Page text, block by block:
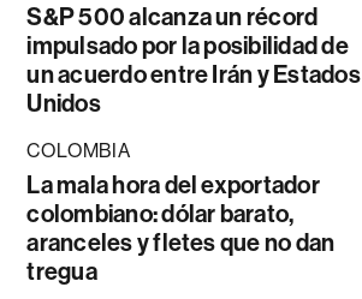
S&P 500 alcanza un récord
impulsado por la posibilidad de
un acuerdo entre Irán y Estados
Unidos
COLOMBIA
La mala hora del exportador
colombiano: dólar barato,
aranceles y fletes que no dan
tregua